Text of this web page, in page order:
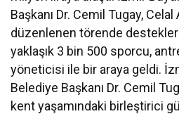
Başkanı Dr. Cemil Tugay,
düzenlenen törende
yaklaşık 3 bin 500 sporcu,
yöneticisi ile bir araya geldi.
Belediye Başkanı Dr. Cemil
kent yaşamındaki birleştirici